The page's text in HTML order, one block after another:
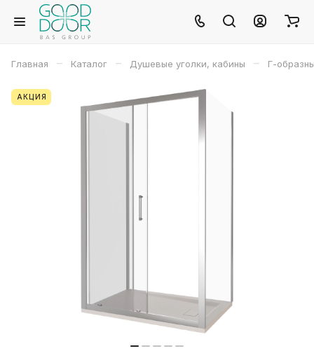
Главная – Каталог – Душевые уголки, кабины – Г-
АКЦИЯ